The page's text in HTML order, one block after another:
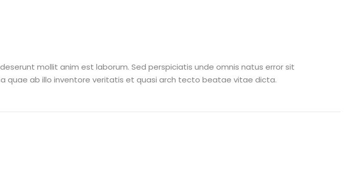
mollit anim est laborum. Sed perspiciatis unde omnis natus error sit
ab illo inventore veritatis et quasi arch tecto beatae vitae dicta.